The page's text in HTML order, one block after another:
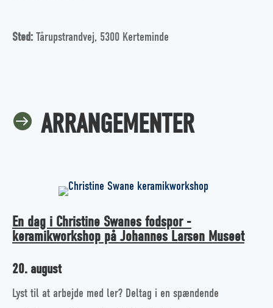
Sted: Tårupstrandvej, 5300 Kerteminde
 ARRANGEMENTER
En dag i Christine Swanes fodspor -
keramikworkshop på Johannes Larsen Museet
20. august
Lyst til at arbejde med ler? Deltag i en spændende